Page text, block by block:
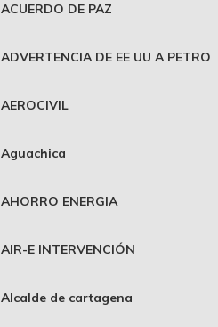
ACUERDO DE PAZ
ADVERTENCIA DE EE UU A PETRO
AEROCIVIL
Aguachica
AHORRO ENERGIA
AIR-E INTERVENCIÓN
Alcalde de cartagena